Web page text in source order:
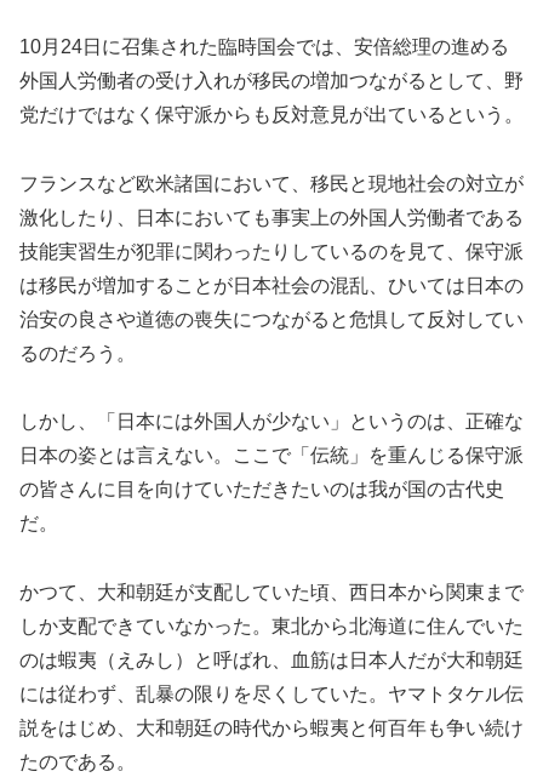
10月24日に召集された臨時国会では、安倍総理の進める
外国人労働者の受け入れが移民の増加つながるとして、野
党だけではなく保守派からも反対意見が出ているという。
フランスなど欧米諸国において、移民と現地社会の対立が
激化したり、日本においても事実上の外国人労働者である
技能実習生が犯罪に関わったりしているのを見て、保守派
は移民が増加することが日本社会の混乱、ひいては日本の
治安の良さや道徳の喪失につながると危惧して反対してい
るのだろう。
しかし、「日本には外国人が少ない」というのは、正確な
日本の姿とは言えない。ここで「伝統」を重んじる保守派
の皆さんに目を向けていただきたいのは我が国の古代史
だ。
かつて、大和朝廷が支配していた頃、西日本から関東まで
しか支配できていなかった。東北から北海道に住んでいた
のは蝦夷（えみし）と呼ばれ、血筋は日本人だが大和朝廷
には従わず、乱暴の限りを尽くしていた。ヤマトタケル伝
説をはじめ、大和朝廷の時代から蝦夷と何百年も争い続け
たのである。